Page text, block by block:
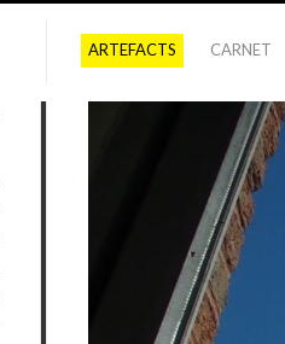
ARTEFACTS CARNET